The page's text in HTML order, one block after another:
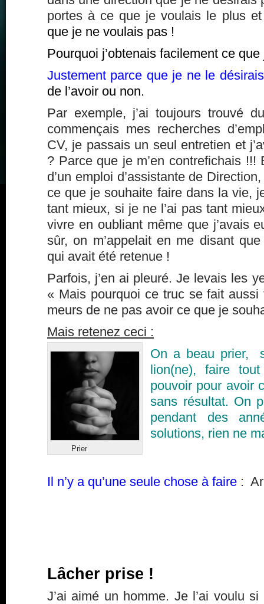
portes à ce que je voulais le plus
que je ne voulais pas !
Pourquoi j’obtenais facilement ce
Justement parce que je ne le
de l’avoir ou non.
Par exemple, j’ai toujours trouvé
commençais mes recherches
CV, je passais un seul entretien et
? Parce que je m’en contrefichais !!!
d’un emploi d’assistante de
ce que je souhaite faire dans la vie,
tant mieux, si je ne l’ai pas tant
vivre en oubliant même que j’avais
sûr, on m’appelait en me disant
qui avait été retenue !
Parfois, j’en ai pleuré. Je levais les
« Mais pourquoi ce truc se fait
meurs de ne pas avoir ce que je
Mais retenez ceci :
Prier
On a beau prier,
lion(ne), faire
pouvoir pour avoir
sans résultat. On
pendant des
solutions, rien ne
Il n’y a qu’une seule chose à faire :
Lâcher prise !
J’ai aimé un homme. Je l’ai voulu